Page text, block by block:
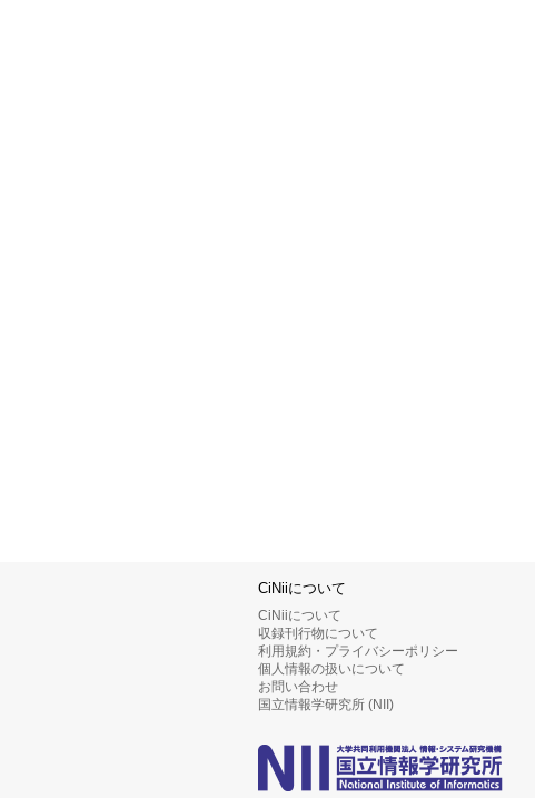
CiNiiについて
CiNiiについて
収録刊行物について
利用規約・プライバシーポリシー
個人情報の扱いについて
お問い合わせ
国立情報学研究所 (NII)